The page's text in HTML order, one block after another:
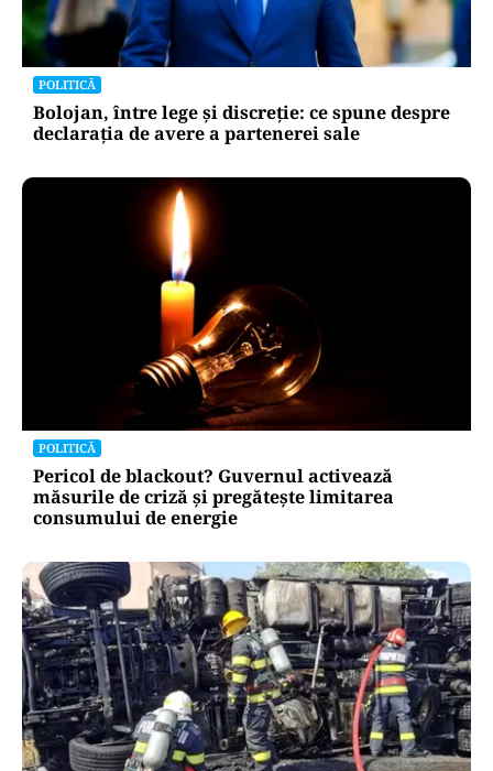
POLITICĂ
Bolojan, între lege și discreție: ce spune despre
declarația de avere a partenerei sale
POLITICĂ
Pericol de blackout? Guvernul activează
măsurile de criză și pregătește limitarea
consumului de energie